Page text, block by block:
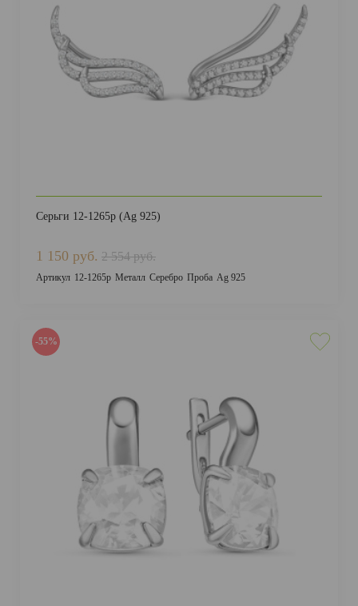
Серьги 12-1265р (Ag 925)
1 150 руб. 2 554 руб.
Артикул 12-1265р Металл Серебро Проба Ag 925
-55%